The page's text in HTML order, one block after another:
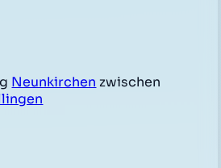
Neunkirchen zwischen